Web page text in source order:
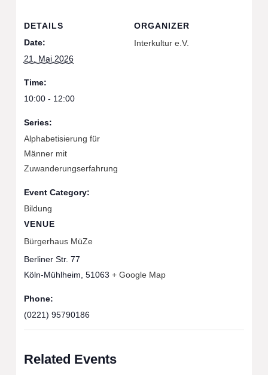
DETAILS
Date:
21. Mai 2026
Time:
10:00 - 12:00
Series:
Alphabetisierung für
Männer mit
Zuwanderungserfahrung
Event Category:
Bildung
VENUE
Bürgerhaus MüZe
Berliner Str. 77
Köln-Mühlheim, 51063 + Google Map
Phone:
(0221) 95790186
ORGANIZER
Interkultur e.V.
Related Events